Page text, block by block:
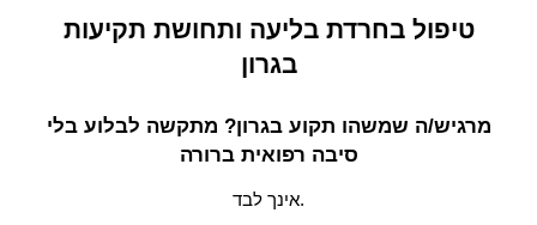
טיפול בחרדת בליעה ותחושת תקיעות
בגרון
מרגיש/ה שמשהו תקוע בגרון? מתקשה לבלוע בלי
סיבה רפואית ברורה
אינך לבד.